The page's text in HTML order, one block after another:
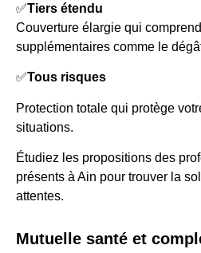
✅Tiers étendu
Couverture élargie qui
supplémentaires comme le
✅Tous risques
Protection totale qui protège
situations.
Étudiez les propositions des
présents à Ain pour trouver la
attentes.
Mutuelle santé et